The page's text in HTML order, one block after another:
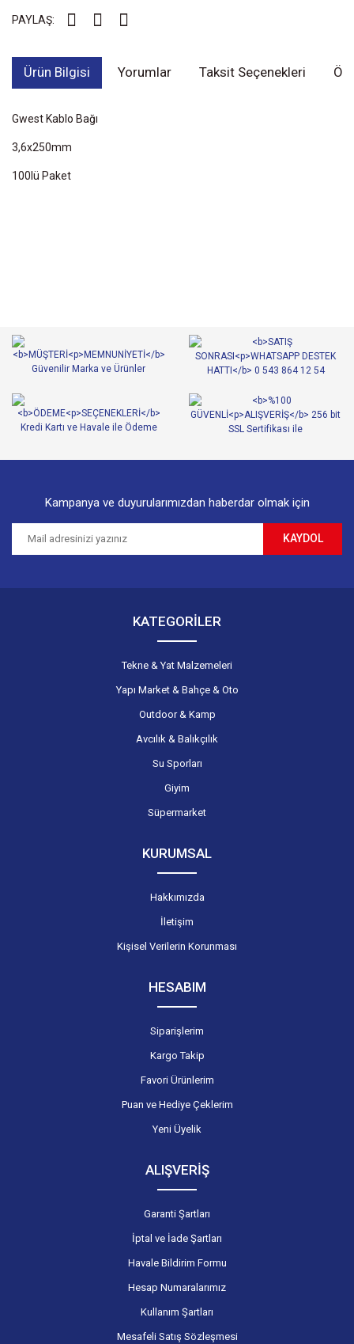
PAYLAŞ:
Ürün Bilgisi Yorumlar Taksit Seçenekleri
Gwest Kablo Bağı
3,6x250mm
100lü Paket
Ürün resmi kalitesiz, bozuk veya görüntülenemiyor.
Ürün açıklamasında eksik bilgiler bulunuyor.
Ürün bilgilerinde hatalar bulunuyor.
Ürün fiyatı diğer sitelerden daha pahalı.
Gönder
Kampanya ve duyurularımızdan haberdar olmak için
KAYDOL
KATEGORİLER
Tekne & Yat Malzemeleri
Yapı Market & Bahçe & Oto
Outdoor & Kamp
Avcılık & Balıkçılık
Su Sporları
Giyim
Süpermarket
KURUMSAL
Hakkımızda
İletişim
Kişisel Verilerin Korunması
HESABIM
Siparişlerim
Kargo Takip
Favori Ürünlerim
Puan ve Hediye Çeklerim
Yeni Üyelik
ALIŞVERİŞ
Garanti Şartları
İptal ve İade Şartları
Havale Bildirim Formu
Hesap Numaralarımız
Kullanım Şartları
Mesafeli Satış Sözleşmesi